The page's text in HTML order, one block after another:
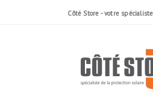
Côté Store - votre